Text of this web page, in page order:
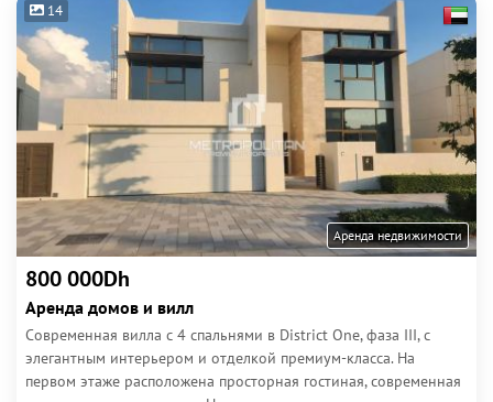
14
Аренда недвижимости
800 000Dh
Аренда домов и вилл
Современная вилла с 4 спальнями в District One, фаза III, с
элегантным интерьером и отделкой премиум-класса. На
первом этаже расположена просторная гостиная, современная